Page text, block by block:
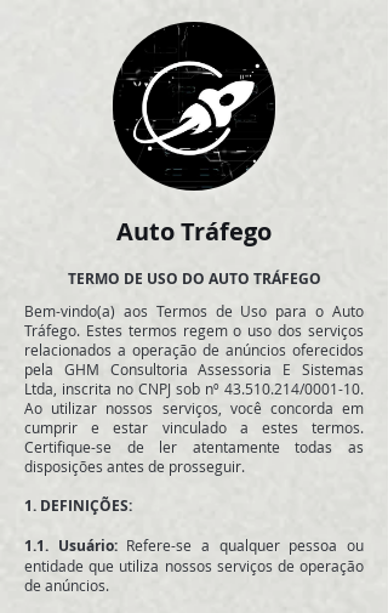
Auto Tráfego
TERMO DE USO DO AUTO TRÁFEGO
Bem-vindo(a) aos Termos de Uso para o Auto
Tráfego. Estes termos regem o uso dos serviços
relacionados a operação de anúncios oferecidos
pela GHM Consultoria Assessoria E Sistemas
Ltda, inscrita no CNPJ sob nº 43.510.214/0001-10.
Ao utilizar nossos serviços, você concorda em
cumprir e estar vinculado a estes termos.
Certifique-se de ler atentamente todas as
disposições antes de prosseguir.
1. DEFINIÇÕES:
1.1. Usuário:Refere-se a qualquer pessoa ou
entidade que utiliza nossos serviços de operação
de anúncios.